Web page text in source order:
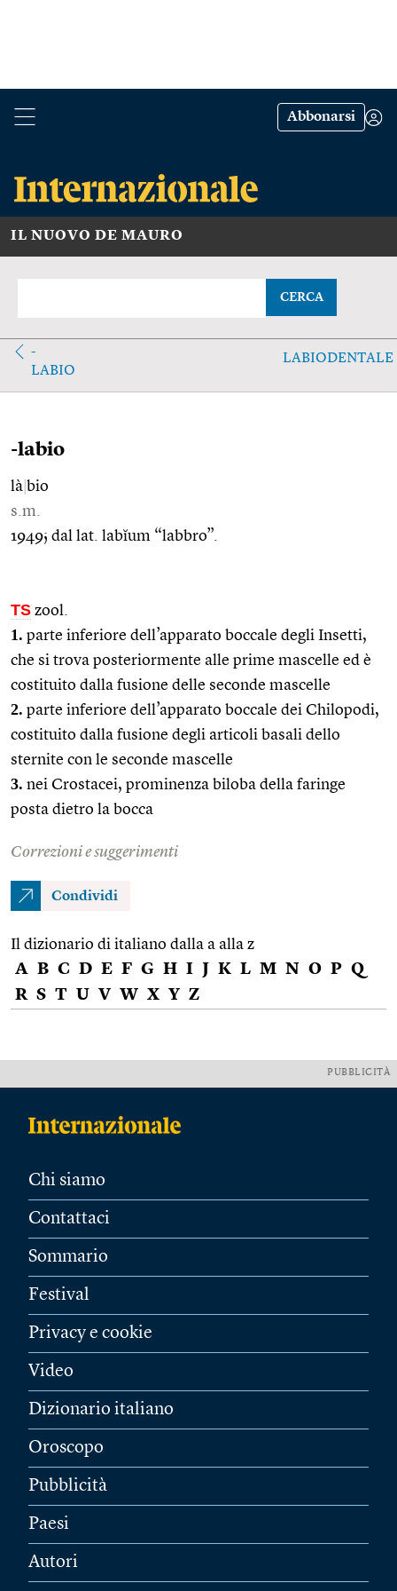
Abbonarsi
IL NUOVO DE MAURO
CERCA
-
LABIO
LABIODENTALE
-labio
là bio
s.m.
1949; dal lat. labĭum “labbro”.
TS zool.
1. parte inferiore dell’apparato boccale degli Insetti,
che si trova posteriormente alle prime mascelle ed è
costituito dalla fusione delle seconde mascelle
2. parte inferiore dell’apparato boccale dei Chilopodi,
costituito dalla fusione degli articoli basali dello
sternite con le seconde mascelle
3. nei Crostacei, prominenza biloba della faringe
posta dietro la bocca
Correzioni e suggerimenti
Condividi
Il dizionario di italiano dalla a alla z
A B C D E F G H I J K L M N O P Q
R S T U V W X Y Z
PUBBLICITÀ
Chi siamo
Contattaci
Sommario
Festival
Privacy e cookie
Video
Dizionario italiano
Oroscopo
Pubblicità
Paesi
Autori